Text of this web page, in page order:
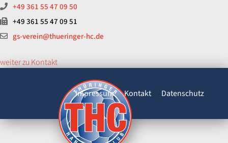
+49 361 55 47 09 50
+49 361 55 47 09 51
gs-verein@thueringer-hc.de
weiter zu Kontakt
Impressum Kontakt Datenschutz